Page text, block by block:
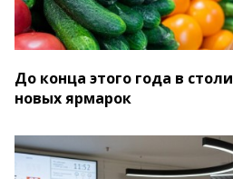
До конца этого года в
новых ярмарок